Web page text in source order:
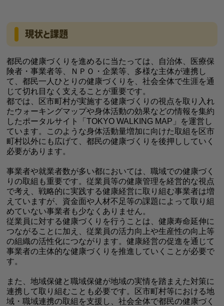
現状と課題
都民の健康づくりを進めるに当たっては、自治体、医療保
険者・事業者等、ＮＰＯ・企業等、多様な主体が連携し
て、都民一人ひとりの健康づくりを、社会全体で生涯を通
じて切れ目なく支えることが重要です。
都では、区市町村が実施する健康づくりの視点を取り入れ
たウォーキングマップや身体活動の効果などの情報を集約
したポータルサイト「TOKYO WALKING MAP」を運営し
ています。このような身体活動量増加に向けた取組を区市
町村以外にも広げて、都民の健康づくりを後押ししていく
必要があります。
事業者や就業者数が多い都においては、職域での健康づく
りの取組も重要です。従業員等の健康管理を経営的な視点
で考え、戦略的に実践する健康経営に取り組む事業者は増
えていますが、資金面や人材不足等の課題によって取り組
めていない事業者も少なくありません。
従業員に対する健康づくりを行うことは、健康寿命延伸に
つながることに加え、従業員の活力向上や生産性の向上等
の組織の活性化につながります。健康経営の促進を通じて
事業者の主体的な健康づくりを推進していくことが必要で
す。
また、地域保健と職域保健が地域の実情を踏まえた対策に
連携して取り組むことも必要です。区市町村等における地
域・職域連携の取組を支援し、社会全体で都民の健康づく